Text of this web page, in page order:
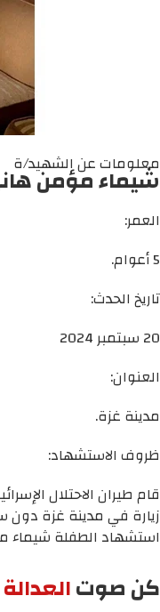
معلومات عن الشهيد/ة
شيماء مؤمن
العمر:
5 أعوام.
تاريخ الحدث:
20 سبتمبر 2024
العنوان:
مدينة غزة.
ظروف الاستشهاد:
قام طيران الاحتلال
زيارة في مدينة غزة دون
استشهاد الطفلة شيماء
كن صوتالعدالة